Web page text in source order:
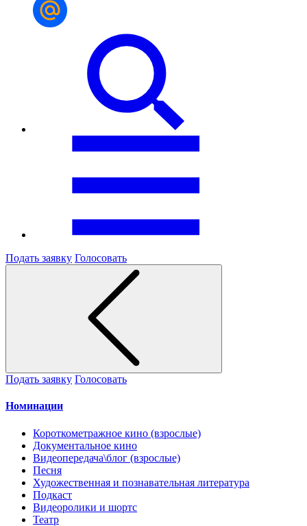
Подать заявку Голосовать
Подать заявку Голосовать
Номинации
Короткометражное кино (взрослые)
Документальное кино
Видеопередача\блог (взрослые)
Песня
Художественная и познавательная литература
Подкаст
Видеоролики и шортс
Театр